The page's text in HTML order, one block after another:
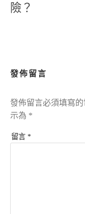
覽
險？
發佈留言
發佈留言必須填寫
示為 *
留言 *